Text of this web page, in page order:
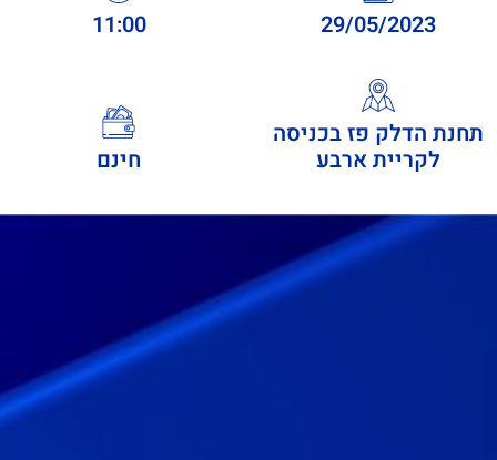
29/05/2023
11:00
תחנת הדלק פז בכניסה
לקריית ארבע
חינם